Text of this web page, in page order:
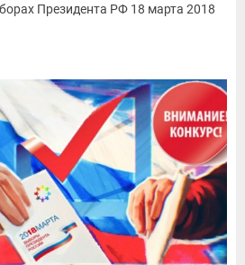
Президента РФ 18 марта 2018